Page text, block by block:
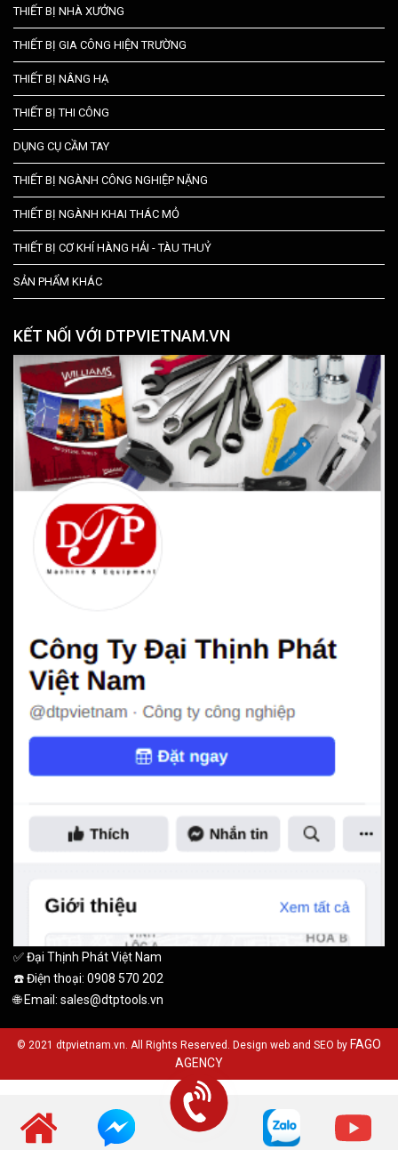
THIẾT BỊ NHÀ XƯỞNG
THIẾT BỊ GIA CÔNG HIỆN TRƯỜNG
THIẾT BỊ NÂNG HẠ
THIẾT BỊ THI CÔNG
DỤNG CỤ CẦM TAY
THIẾT BỊ NGÀNH CÔNG NGHIỆP NẶNG
THIẾT BỊ NGÀNH KHAI THÁC MỎ
THIẾT BỊ CƠ KHÍ HÀNG HẢI - TÀU THUỶ
SẢN PHẨM KHÁC
KẾT NỐI VỚI DTPVIETNAM.VN
✅ Đại Thịnh Phát Việt Nam
☎️ Điện thoại: 0908 570 202
🌐 Email: sales@dtptools.vn
© 2021 dtpvietnam.vn. All Rights Reserved. Design web and SEO by FAGO
AGENCY